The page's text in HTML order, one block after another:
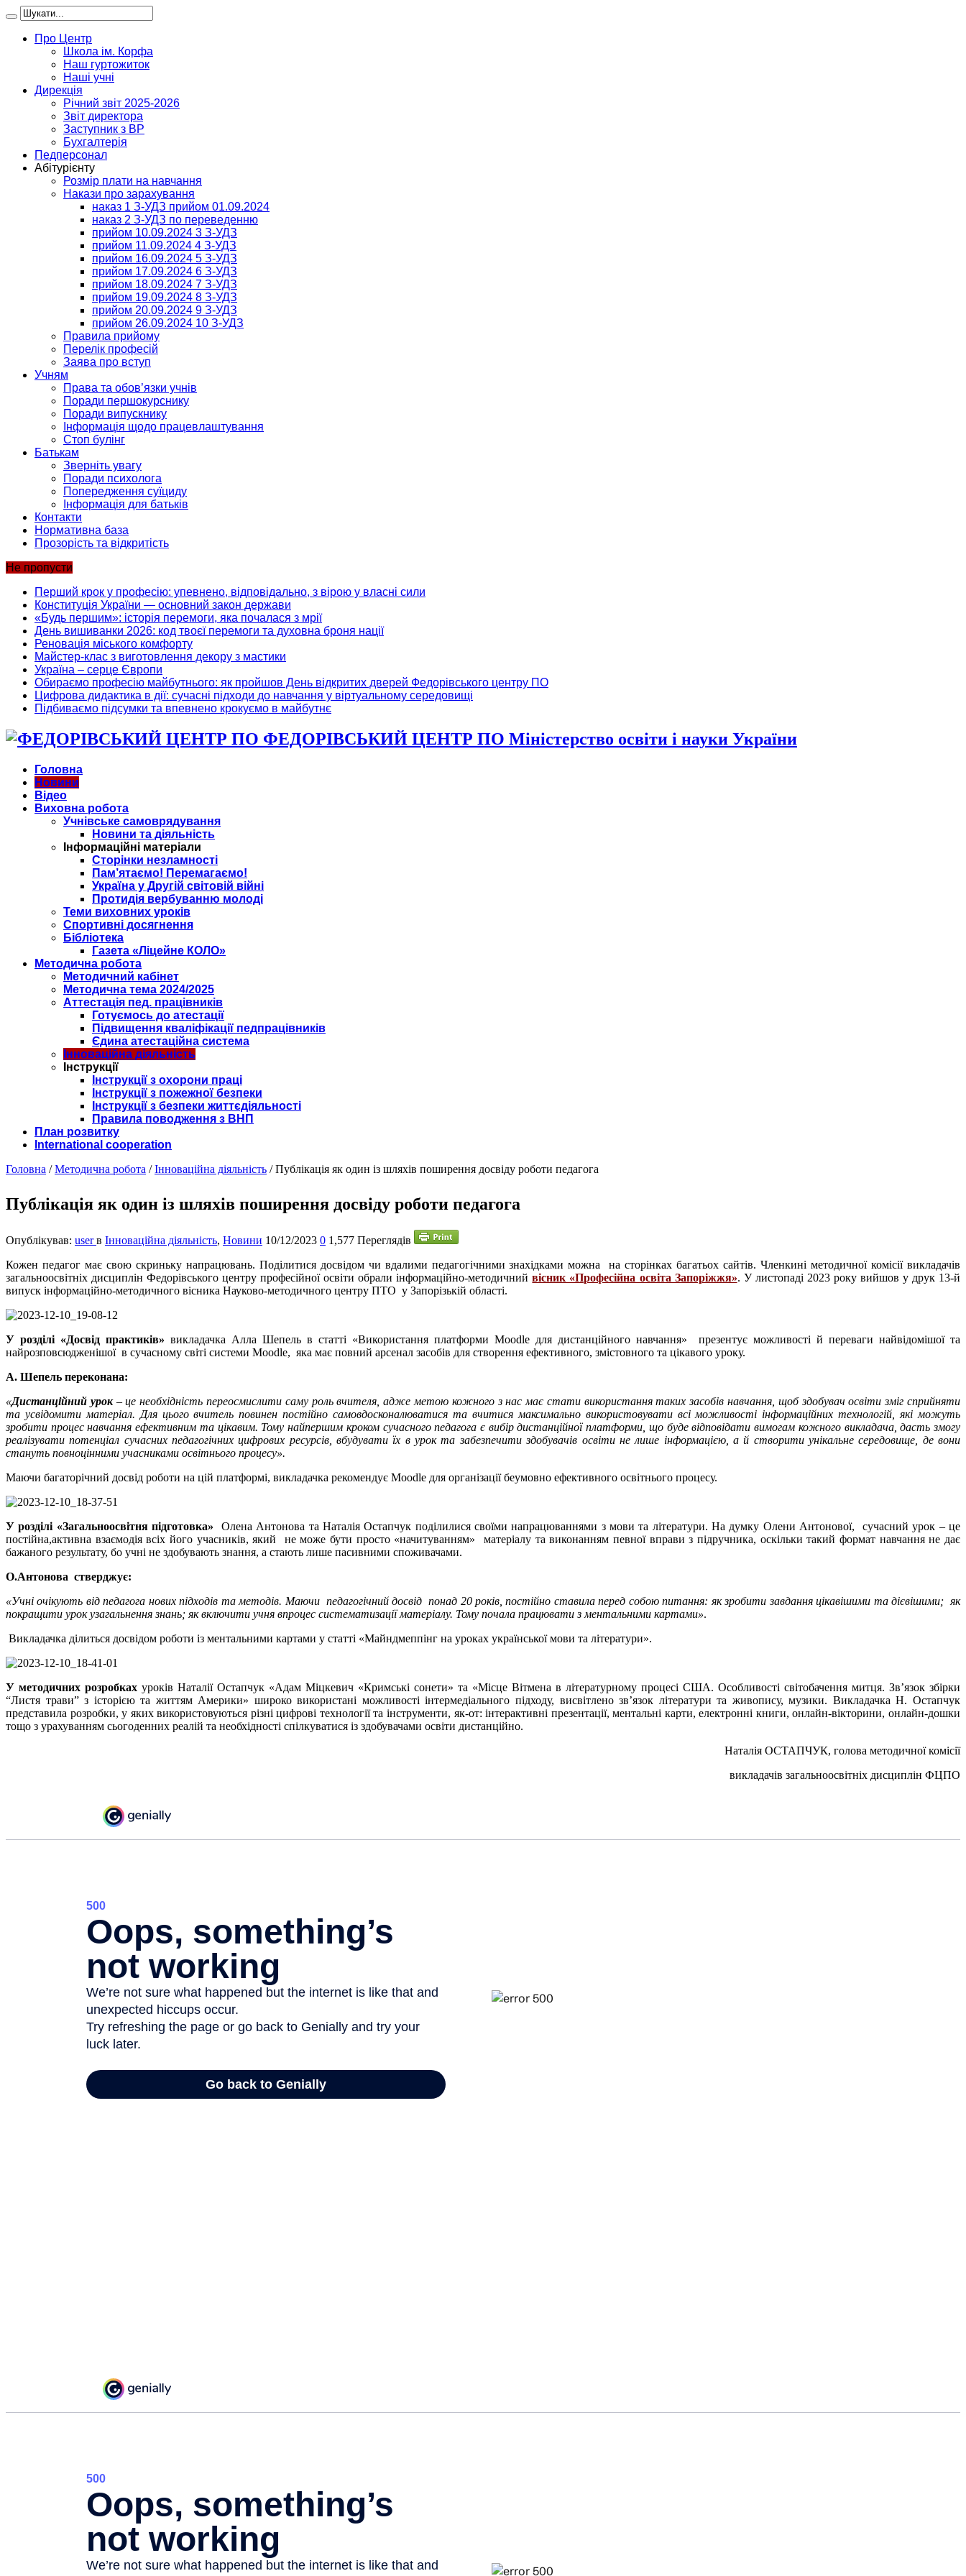
Про Центр
Школа ім. Корфа
Наш гуртожиток
Наші учні
Дирекція
Річний звіт 2025-2026
Звіт директора
Заступник з ВР
Бухгалтерія
Педперсонал
Абітурієнту
Розмір плати на навчання
Накази про зарахування
наказ 1 З-УДЗ прийом 01.09.2024
наказ 2 З-УДЗ по переведенню
прийом 10.09.2024 3 З-УДЗ
прийом 11.09.2024 4 З-УДЗ
прийом 16.09.2024 5 З-УДЗ
прийом 17.09.2024 6 З-УДЗ
прийом 18.09.2024 7 З-УДЗ
прийом 19.09.2024 8 З-УДЗ
прийом 20.09.2024 9 З-УДЗ
прийом 26.09.2024 10 З-УДЗ
Правила прийому
Перелік професій
Заява про вступ
Учням
Права та обов’язки учнів
Поради першокурснику
Поради випускнику
Інформація щодо працевлаштування
Стоп булінг
Батькам
Зверніть увагу
Поради психолога
Попередження суїциду
Інформація для батьків
Контакти
Нормативна база
Прозорість та відкритість
Не пропусти
Перший крок у професію: упевнено, відповідально, з вірою у власні сили
Конституція України — основний закон держави
«Будь першим»: історія перемоги, яка почалася з мрії
День вишиванки 2026: код твоєї перемоги та духовна броня нації
Реновація міського комфорту
Майстер-клас з виготовлення декору з мастики
Україна – серце Європи
Обираємо професію майбутнього: як пройшов День відкритих дверей Федорівського центру ПО
Цифрова дидактика в дії: сучасні підходи до навчання у віртуальному середовищі
Підбиваємо підсумки та впевнено крокуємо в майбутнє
ФЕДОРІВСЬКИЙ ЦЕНТР ПО Міністерство освіти і науки України
Головна
Новини
Відео
Виховна робота
Учнівське самоврядування
Новини та діяльність
Інформаційні матеріали
Сторінки незламності
Пам’ятаємо! Перемагаємо!
Україна у Другій світовій війні
Протидія вербуванню молоді
Теми виховних уроків
Спортивні досягнення
Бібліотека
Газета «Ліцейне КОЛО»
Методична робота
Методичний кабінет
Методична тема 2024/2025
Аттестація пед. працівників
Готуємось до атестації
Підвищення кваліфікації педпрацівників
Єдина атестаційна система
Інноваційна діяльність
Інструкції
Інструкції з охорони праці
Інструкції з пожежної безпеки
Інструкції з безпеки життєдіяльності
Правила поводження з ВНП
План розвитку
International cooperation
Головна /Методична робота /Інноваційна діяльність /Публікація як один із шляхів поширення досвіду роботи педагога
Публікація як один із шляхів поширення досвіду роботи педагога
Опублікував: userв Інноваційна діяльність, Новини 10/12/2023 0 1,577 Переглядів
Кожен педагог має свою скриньку напрацювань. Поділитися досвідом чи вдалими педагогічними знахідками можна на сторінках багатьох сайтів. Членкині методичної комісії викладачів
загальноосвітніх дисциплін Федорівського центру професійної освіти обрали інформаційно-методичнийвісник «Професійна освіта Запоріжжя». У листопаді 2023 року вийшов у друк 13-й
випуск інформаційно-методичного вісника Науково-методичного центру ПТО у Запорізькій області.
У розділі «Досвід практиків» викладачка Алла Шепель в статті «Використання платформи Moodle для дистанційного навчання» презентує можливості й переваги найвідомішої та
найрозповсюдженішої в сучасному світі системи Moodle, яка має повний арсенал засобів для створення ефективного, змістовного та цікавого уроку.
А. Шепель переконана:
«Дистанційний урок– це необхідність переосмислити саму роль вчителя, адже метою кожного з нас має стати використання таких засобів навчання, щоб здобувач освіти зміг сприйняти
та усвідомити матеріал. Для цього вчитель повинен постійно самовдосконалюватися та вчитися максимально використовувати всі можливості інформаційних технологій, які можуть
зробити процес навчання ефективним та цікавим. Тому найпершим кроком сучасного педагога є вибір дистанційної платформи, що буде відповідати вимогам кожного викладача, дасть змогу
реалізувати потенціал сучасних педагогічних цифрових ресурсів, вбудувати їх в урок та забезпечити здобувачів освіти не лише інформацією, а й створити унікальне середовище, де вони
стануть повноцінними учасниками освітнього процесу».
Маючи багаторічний досвід роботи на цій платформі, викладачка рекомендує Moodle для організації беумовно ефективного освітнього процесу.
У розділі «Загальноосвітня підготовка» Олена Антонова та Наталія Остапчук поділилися своїми напрацюваннями з мови та літератури. На думку Олени Антонової, сучасний урок – це
постійна,активна взаємодія всіх його учасників, який не може бути просто «начитуванням» матеріалу та виконанням певної вправи з підручника, оскільки такий формат навчання не дає
бажаного результату, бо учні не здобувають знання, а стають лише пасивними споживачами.
О.Антонова стверджує:
«Учні очікують від педагога нових підходів та методів. Маючи педагогічний досвід понад 20 років, постійно ставила перед собою питання: як зробити завдання цікавішими та дієвішими; як
покращити урок узагальнення знань; як включити учня впроцес систематизації матеріалу. Тому почала працювати з ментальними картами».
Викладачка ділиться досвідом роботи із ментальними картами у статті «Майндмеппінг на уроках української мови та літератури».
У методичних розробках уроків Наталії Остапчук «Адам Міцкевич «Кримські сонети» та «Місце Вітмена в літературному процесі США. Особливості світобачення митця. Зв’язок збірки
“Листя трави” з історією та життям Америки» широко використані можливості інтермедіального підходу, висвітлено зв’язок літератури та живопису, музики. Викладачка Н. Остапчук
представила розробки, у яких використовуються різні цифрові технології та інструменти, як-от: інтерактивні презентації, ментальні карти, електронні книги, онлайн-вікторини, онлайн-дошки
тощо з урахуванням сьогоденних реалій та необхідності спілкуватися із здобувачами освіти дистанційно.
Наталія ОСТАПЧУК, голова методичної комісії
викладачів загальноосвітніх дисциплін ФЦПО